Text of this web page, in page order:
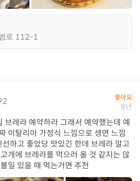
로 112-1
좋아요
8년
브레라 예약하라 그래서 예약했는데 예
이탈리아 가정식 느낌으로 생면 느낌
하고 좋았당 맛있긴 한데 브레라 말고
개에 브레라를 먹으러 올 것 같지는 않
일 있을 때 먹는거면 추천